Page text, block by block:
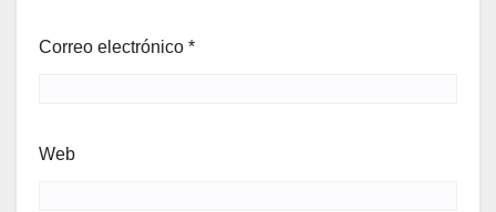
Correo electrónico *
Web